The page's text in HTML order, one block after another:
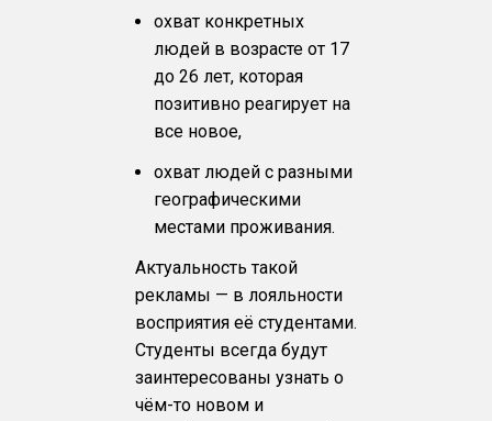
охват конкретных
людей в возрасте от 17
до 26 лет, которая
позитивно реагирует на
все новое,
охват людей с разными
географическими
местами проживания.
Актуальность такой
рекламы — в лояльности
восприятия её студентами.
Студенты всегда будут
заинтересованы узнать о
чём-то новом и